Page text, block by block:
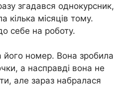
згадався однокурсник,
кілька місяців тому.
себе на роботу.
його номер. Вона зробила
а насправді вона не
але зараз набралася